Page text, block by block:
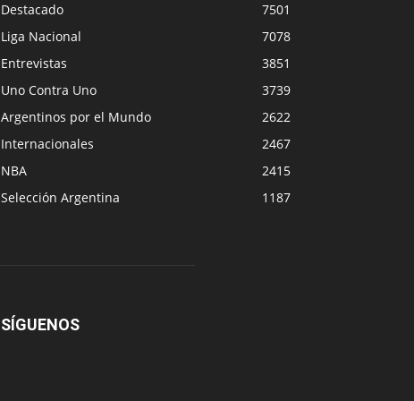
Destacado
7501
Liga Nacional
7078
Entrevistas
3851
Uno Contra Uno
3739
Argentinos por el Mundo
2622
Internacionales
2467
NBA
2415
Selección Argentina
1187
SÍGUENOS